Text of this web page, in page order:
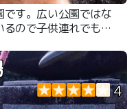
す。広い公園ではな
ので子供連れでも楽
4